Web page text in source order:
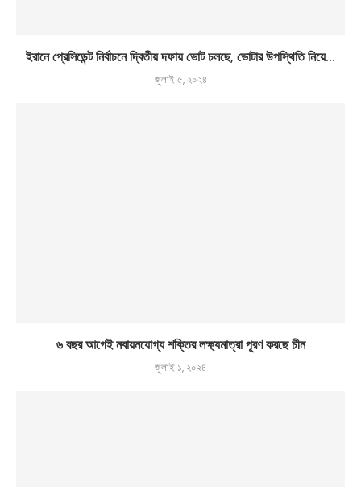
ইরানে প্রেসিডেন্ট নির্বাচনে দ্বিতীয় দফায় ভোট চলছে, ভোটার উপস্থিতি নিয়ে...
জুলাই ৫, ২০২৪
৬ বছর আগেই নবায়নযোগ্য শক্তির লক্ষ্যমাত্রা পূরণ করছে চীন
জুলাই ১, ২০২৪